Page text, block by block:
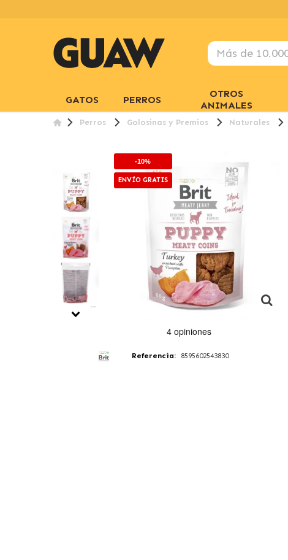
GATOS PERROS
OTROS
ANIMALES
Perros Golosinas y Premios Naturales
-10%
ENVÍO GRATIS
Referencia: 8595602543830